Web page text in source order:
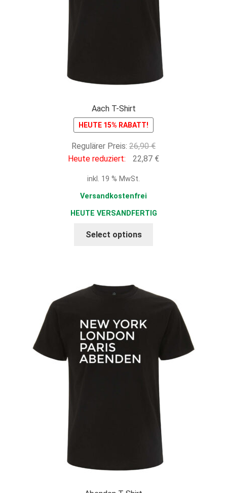
Aach T-Shirt
HEUTE 15% RABATT!
Regulärer Preis: 26,90€Ursprünglicher
Preis
Heute reduziert: 22,87 €Aktueller
inkl. 19 % MwSt.
Versandkostenfrei
HEUTE VERSANDFERTIG
Select options